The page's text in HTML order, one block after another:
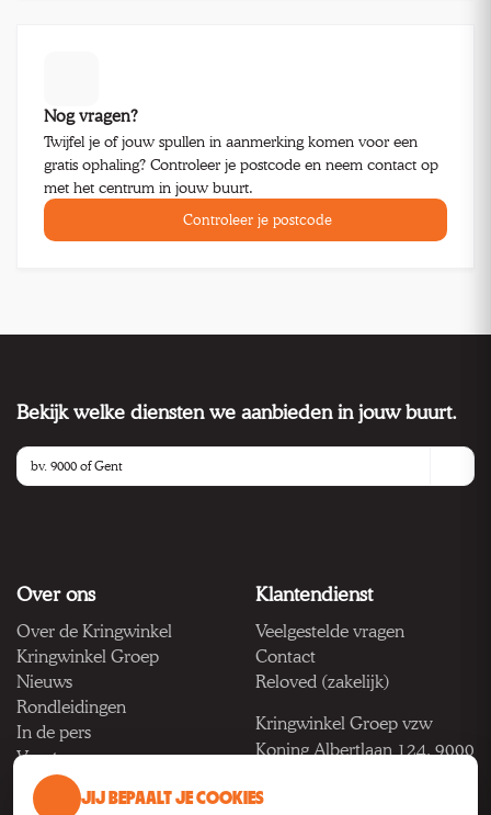
Nog vragen?
Twijfel je of jouw spullen in aanmerking komen voor een
gratis ophaling? Controleer je postcode en neem contact op
met het centrum in jouw buurt.
Controleer je postcode
Bekijk welke diensten we aanbieden in jouw buurt.
Over ons
Over de Kringwinkel
Kringwinkel Groep
Nieuws
Rondleidingen
In de pers
Vacatures
Klantendienst
Veelgestelde vragen
Contact
Reloved (zakelijk)
Kringwinkel Groep vzw
Koning Albertlaan 124, 9000
BTW BE 1033.922.208
JIJ BEPAALT JE COOKIES